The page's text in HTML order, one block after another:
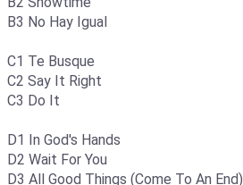
B3 No Hay Igual
C1 Te Busque
C2 Say It Right
C3 Do It
D1 In God's Hands
D2 Wait For You
D3 All Good Things (Come To An End)